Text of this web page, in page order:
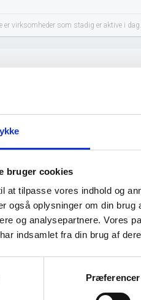
bruger cookies
at tilpasse vores indhold og
også oplysninger om din
og analysepartnere. Vores
indsamlet fra din brug af
Præferencer
er virksomheder som stadig er aktive i dag.